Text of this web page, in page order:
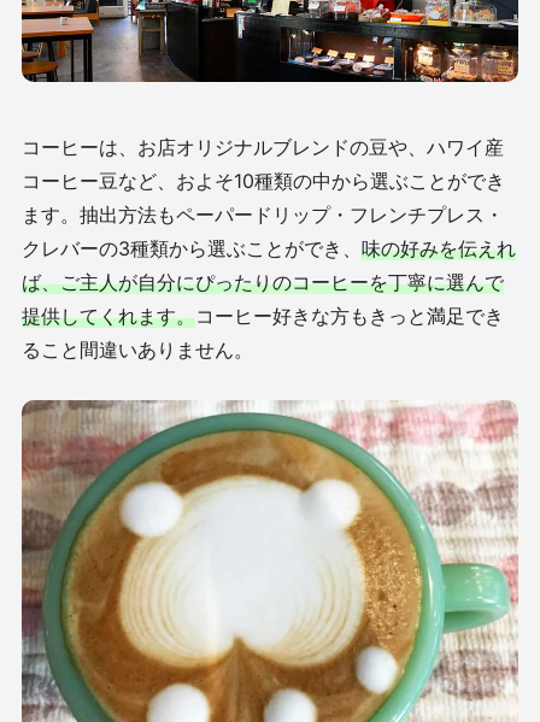
コーヒーは、お店オリジナルブレンドの豆や、ハワイ産
コーヒー豆など、およそ10種類の中から選ぶことができ
ます。 抽出方法もペーパードリップ・フレンチプレス・
クレバーの3種類から選ぶことができ、 味の好みを伝えれ
ば、ご主人が自分にぴったりのコーヒーを丁寧に選んで
提供してくれます。コーヒー好きな方もきっと満足でき
ること間違いありません。